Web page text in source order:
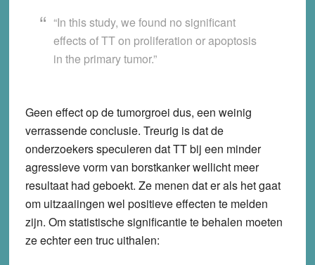
“In this study, we found no significant
effects of TT on proliferation or apoptosis
in the primary tumor.”
Geen effect op de tumorgroei dus, een weinig
verrassende conclusie. Treurig is dat de
onderzoekers speculeren dat TT bij een minder
agressieve vorm van borstkanker wellicht meer
resultaat had geboekt. Ze menen dat er als het gaat
om uitzaaiingen wel positieve effecten te melden
zijn. Om statistische significantie te behalen moeten
ze echter een truc uithalen: